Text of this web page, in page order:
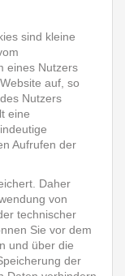
sind kleine
eines Nutzers
auf, so
Nutzers
eine
Aufrufen der
Daher
von
technischer
Sie vor dem
und über die
der